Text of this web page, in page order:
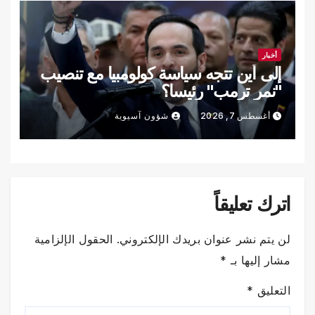
أخبار
إلى أين تتجه سياسة كولومبيا مع تنصيب
"نمر ترمب" رئيسا؟
أغسطس 7, 2026 شؤون آسيوية
اترك تعليقاً
لن يتم نشر عنوان بريدك الإلكتروني. الحقول الإلزامية
مشار إليها بـ *
التعليق *